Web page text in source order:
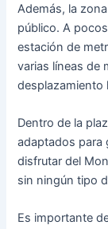
Además, la
público. A
estación de
varias líneas de
desplazamiento
Dentro de la
adaptados para
disfrutar del
sin ningún tipo
Es importante